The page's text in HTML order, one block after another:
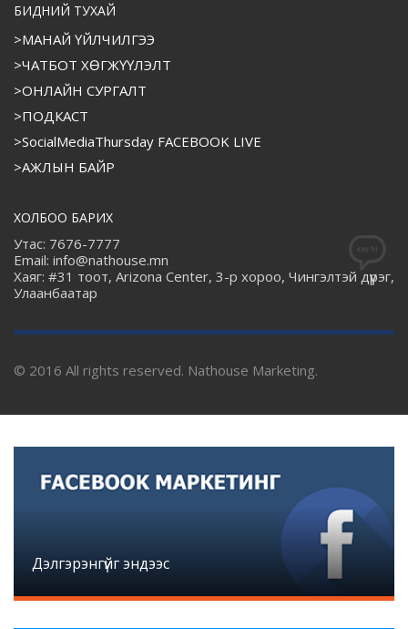
БИДНИЙ ТУХАЙ
>МАНАЙ ҮЙЛЧИЛГЭЭ
>ЧАТБОТ ХӨГЖҮҮЛЭЛТ
>ОНЛАЙН СУРГАЛТ
>ПОДКАСТ
>SocialMediaThursday FACEBOOK LIVE
>АЖЛЫН БАЙР
ХОЛБОО БАРИХ
Утас: 7676-7777
Email: info@nathouse.mn
Хаяг: #31 тоот, Arizona Center, 3-р хороо, Чингэлтэй дүүрэг,
Улаанбаатар
© 2016 All rights reserved. Nathouse Marketing.
Дэлгэрэнгүйг эндээс